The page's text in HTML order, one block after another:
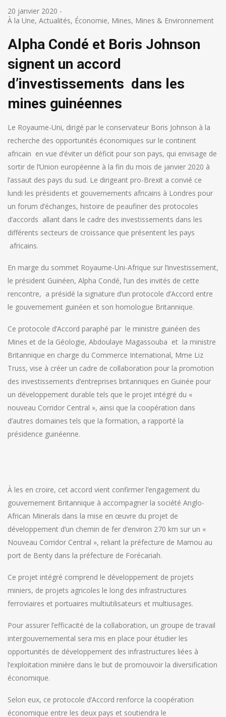
20 janvier 2020 -
À la Une, Actualités, Économie, Mines, Mines & Environnement
Alpha Condé et Boris Johnson
signent un accord
d’investissements dans les
mines guinéennes
Le Royaume-Uni, dirigé par le conservateur Boris Johnson à la
recherche des opportunités économiques sur le continent
africain en vue d’éviter un déficit pour son pays, qui envisage de
sortir de l’Union européenne à la fin du mois de janvier 2020 à
l’assaut des pays du sud. Le dirigeant pro-Brexit a convié ce
lundi les présidents et gouvernements africains à Londres pour
un forum d’échanges, histoire de peaufiner des protocoles
d’accords allant dans le cadre des investissements dans les
différents secteurs de croissance que présentent les pays
africains.
En marge du sommet Royaume-Uni-Afrique sur l’investissement,
le président Guinéen, Alpha Condé, l’un des invités de cette
rencontre, a présidé la signature d’un protocole d’Accord entre
le gouvernement guinéen et son homologue Britannique.
Ce protocole d’Accord paraphé par le ministre guinéen des
Mines et de la Géologie, Abdoulaye Magassouba et la ministre
Britannique en charge du Commerce International, Mme Liz
Truss, vise à créer un cadre de collaboration pour la promotion
des investissements d’entreprises britanniques en Guinée pour
un développement durable tels que le projet intégré du «
nouveau Corridor Central », ainsi que la coopération dans
d’autres domaines tels que la formation, a rapporté la
présidence guinéenne.
À les en croire, cet accord vient confirmer l’engagement du
gouvernement Britannique à accompagner la société Anglo-
African Minerals dans la mise en œuvre du projet de
développement d’un chemin de fer d’environ 270 km sur un «
Nouveau Corridor Central », reliant la préfecture de Mamou au
port de Benty dans la préfecture de Forécariah.
Ce projet intégré comprend le développement de projets
miniers, de projets agricoles le long des infrastructures
ferroviaires et portuaires multiutilisateurs et multiusages.
Pour assurer l’efficacité de la collaboration, un groupe de travail
intergouvernemental sera mis en place pour étudier les
opportunités de développement des infrastructures liées à
l’exploitation minière dans le but de promouvoir la diversification
économique.
Selon eux, ce protocole d’Accord renforce la coopération
économique entre les deux pays et soutiendra le